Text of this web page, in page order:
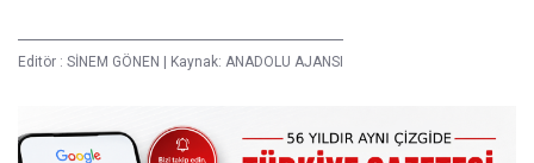
Editör : SİNEM GÖNEN | Kaynak: ANADOLU AJANSI